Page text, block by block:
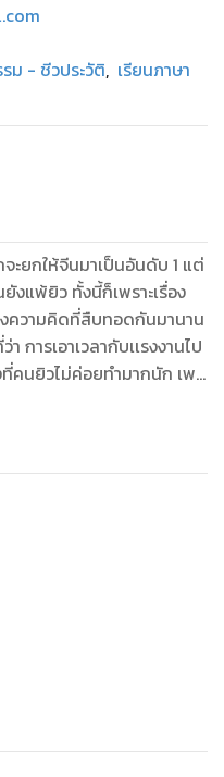
ม - ชีวประวัติ, เรียนภาษา
ะยกให้จีนมาเป็นอันดับ 1 แต่
แพ้ยิว ทั้งนี้ก็เพราะเรื่อง
ความคิดที่สืบทอดกันมานาน
การเอาเวลากับเเรงงานไป
คนยิวไม่ค่อยทำมากนัก เพ
บเเรงไปบริหารคนเเล้วเกิด
ยกระจายอยู่ทั่วทุกมุมโลก
ว แต่ถ้าเทียบชั้นแนวคิดแนว
รขายแล้วคนยิวกินขาด
กคนต้องการเป็นหลัก ส่วน
งินจากผู้หญิง คนยิวไม่